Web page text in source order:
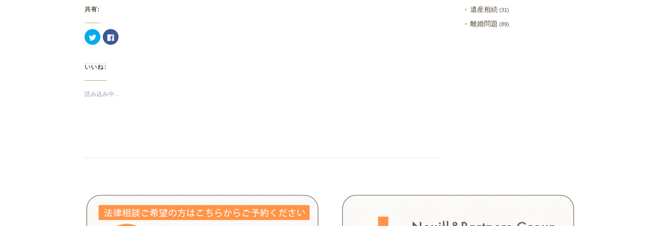
共有:
ク
リ
て
Twitter
共
(新
ま
Facebook
で
ッ
ウ
開
ま
す)
いいね:
読み込み中...
遺産相続 (31)
離婚問題 (89)